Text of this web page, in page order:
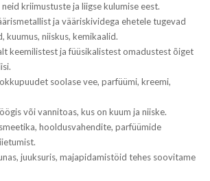
kriimustuste ja liigse kulumise eest.
ja vääriskividega ehetele tugevad
kuumus, niiskus, kemikaalid.
keemilistest ja füüsikalistest omadustest õiget
soolase vee, parfüümi, kreemi,
või vannitoas, kus on kuum ja niiske.
hooldusvahendite, parfüümide
juuksuris, majapidamistöid tehes soovitame